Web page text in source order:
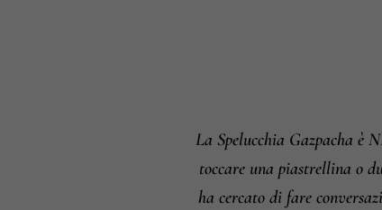
La Spelucchia Gazpacha è
toccare una piastrellina o
ha cercato di fare